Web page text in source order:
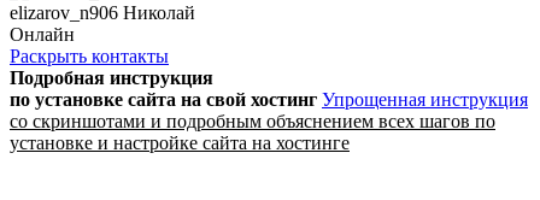
elizarov_n906 Николай
Онлайн
Раскрыть контакты
Подробная инструкция
по установке сайта на свой хостинг Упрощенная инструкция
со скриншотами и подробным объяснением всех шагов по
установке и настройке сайта на хостинге